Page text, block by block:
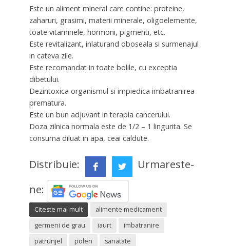
Este un aliment mineral care contine: proteine,
zaharuri, grasimi, materii minerale, oligoelemente,
toate vitaminele, hormoni, pigmenti, etc.
Este revitalizant, inlaturand oboseala si surmenajul
in cateva zile.
Este recomandat in toate bolile, cu exceptia
dibetului.
Dezintoxica organismul si impiedica imbatranirea
prematura.
Este un bun adjuvant in terapia cancerului.
Doza zilnica normala este de 1/2 – 1 lingurita. Se
consuma diluat in apa, ceai caldute.
Distribuie:
Urmareste-
ne:
Citeste mai mult
alimente medicament
germeni de grau
iaurt
imbatranire
patrunjel
polen sanatate